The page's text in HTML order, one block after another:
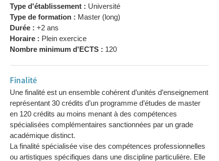
Type d'établissement : Université
Type de formation : Master (long)
Durée : +2 ans
Horaire : Plein exercice
Nombre minimum d'ECTS : 120
Finalité
Une finalité est un ensemble cohérent d’unités d’enseignement
représentant 30 crédits d’un programme d’études de master
en 120 crédits au moins menant à des compétences
spécialisées complémentaires sanctionnées par un grade
académique distinct.
La finalité spécialisée vise des compétences professionnelles
ou artistiques spécifiques dans une discipline particulière. Elle